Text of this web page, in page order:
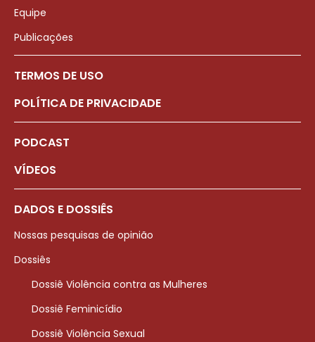
Equipe
Publicações
TERMOS DE USO
POLÍTICA DE PRIVACIDADE
PODCAST
VÍDEOS
DADOS E DOSSIÊS
Nossas pesquisas de opinião
Dossiês
Dossiê Violência contra as Mulheres
Dossiê Feminicídio
Dossiê Violência Sexual